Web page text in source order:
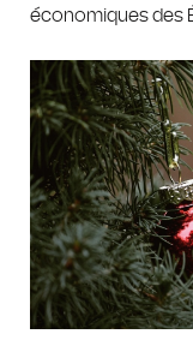
économiques des